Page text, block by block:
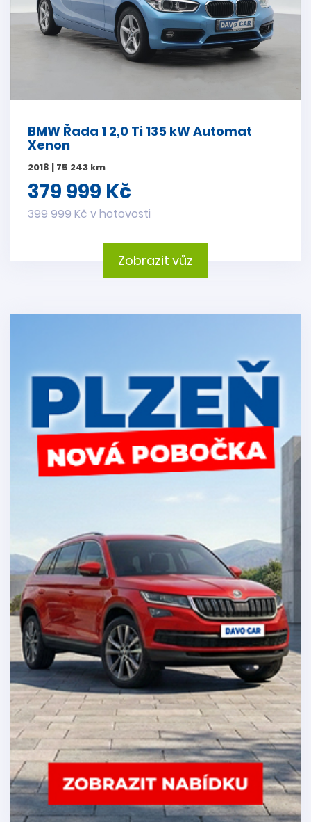
BMW Řada 1 2,0 Ti 135 kW Automat
Xenon
2018 | 75 243 km
379 999 Kč
399 999 Kč v hotovosti
Zobrazit vůz